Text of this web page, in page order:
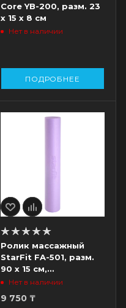
Core YB-200, разм. 23
х 15 х 8 см
Нет в наличии
ПОДРОБНЕЕ
Ролик массажный
StarFit FA-501, разм.
90 х 15 см,
фиолетовый
Нет в наличии
9 750₸